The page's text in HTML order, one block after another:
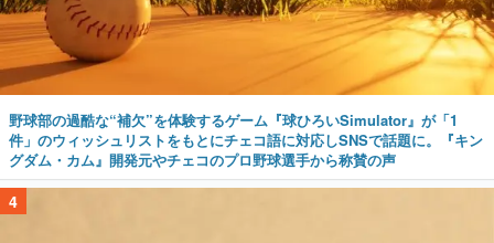
野球部の過酷な“補欠”を体験するゲーム『球ひろいSimulator』が「1
件」のウィッシュリストをもとにチェコ語に対応しSNSで話題に。『キン
グダム・カム』開発元やチェコのプロ野球選手から称賛の声
4